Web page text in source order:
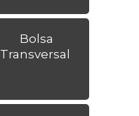
Bolsa
Transversal